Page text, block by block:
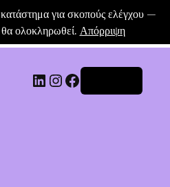
κατάστημα για σκοπούς ελέγχου —
ολοκληρωθεί. Απόρριψη